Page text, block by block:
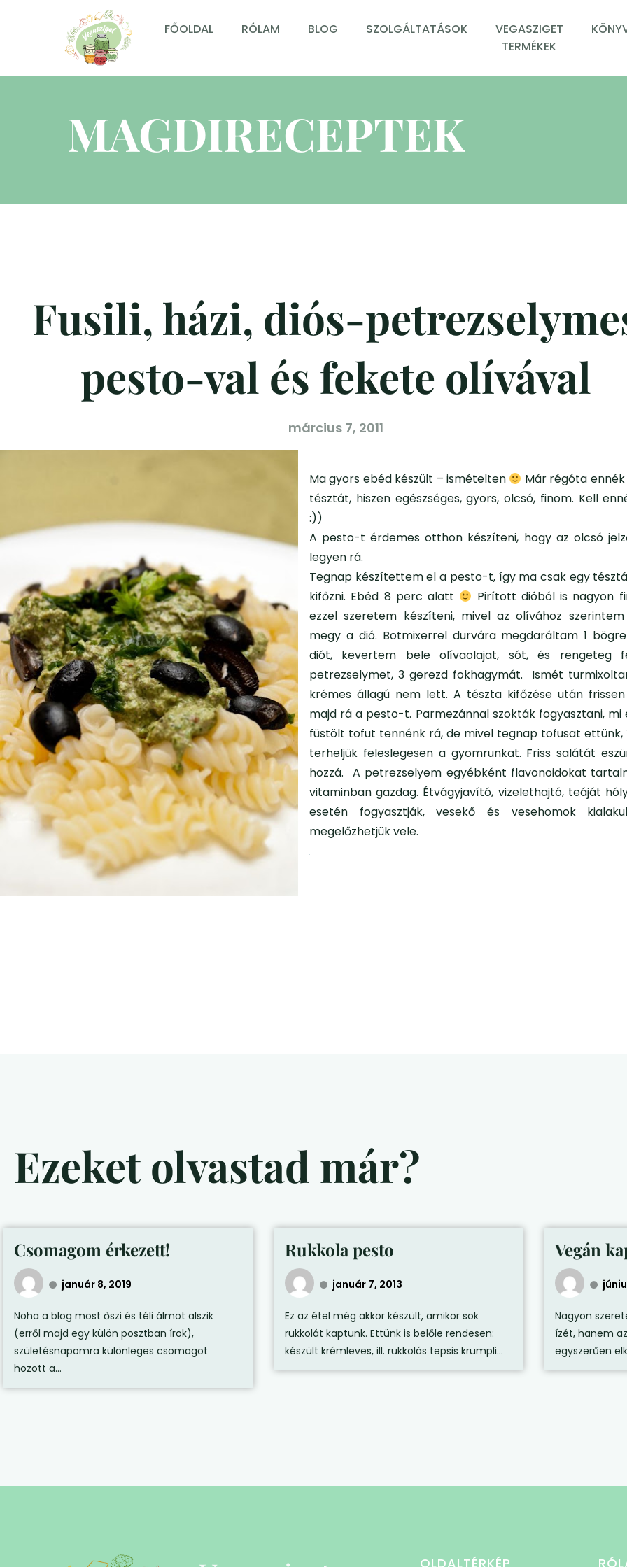
FŐOLDAL RÓLAM BLOG SZOLGÁLTATÁSOK
VEGASZIGET
TERMÉKEK
MAGDIRECEPTEK
Fusili, házi, diós-
pesto-val és fekete olívával
március 7, 2011
Ma gyors ebéd készült – ismételten
Már régóta
tésztát, hiszen egészséges, gyors, olcsó, finom. Kell
:))
A pesto-t érdemes otthon készíteni, hogy az olcsó
legyen rá.
Tegnap készítettem el a pesto-t, így ma csak egy
kifőzni. Ebéd 8 perc alatt
Pirított dióból is nagyon
ezzel szeretem készíteni, mivel az olívához
megy a dió. Botmixerrel durvára megdaráltam 1
diót, kevertem bele olívaolajat, sót, és rengeteg
petrezselymet, 3 gerezd fokhagymát. Ismét
krémes állagú nem lett. A tészta kifőzése után frissen
majd rá a pesto-t. Parmezánnal szokták fogyasztani, mi
füstölt tofut tennénk rá, de mivel tegnap tofusat ettünk,
terheljük feleslegesen a gyomrunkat. Friss salátát
hozzá. A petrezselyem egyébként flavonoidokat
vitaminban gazdag. Étvágyjavító, vizelethajtó, teáját
esetén fogyasztják, vesekő és vesehomok
megelőzhetjük vele.
Ezeket olvastad már?
Csomagom érkezett!
január 8, 2019
Noha a blog most őszi és téli álmot alszik
(erről majd egy külön posztban írok),
születésnapomra különleges csomagot
hozott a...
Rukkola pesto
január 7, 2013
Ez az étel még akkor készült, amikor sok
rukkolát kaptunk. Ettünk is belőle rendesen:
készült krémleves, ill. rukkolás tepsis krumpli...
Vegán
Nagyon
ízét, hanem
egyszerűen
OLDALTÉRKÉP